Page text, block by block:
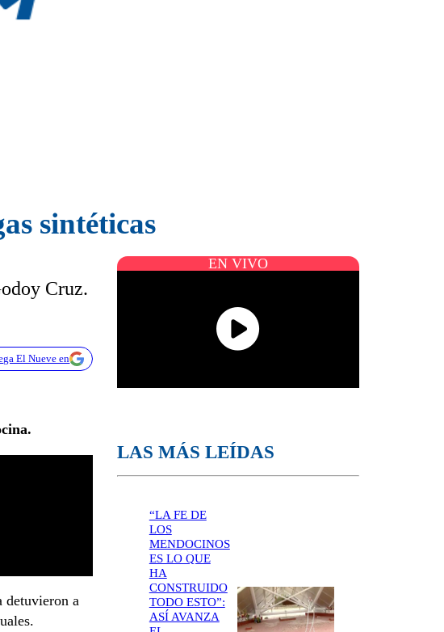
sintéticas
Cruz.
El Nueve en
detuvieron a
EN VIVO
LAS MÁS LEÍDAS
“LA FE DE
LOS
MENDOCINOS
ES LO QUE
HA
CONSTRUIDO
TODO ESTO”:
ASÍ AVANZA